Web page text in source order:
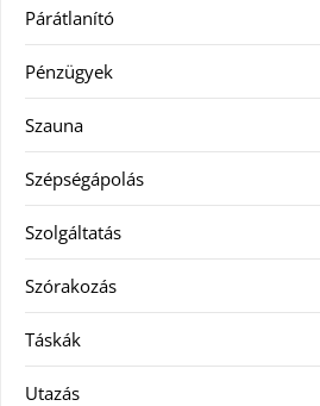
Párátlanító
Pénzügyek
Szauna
Szépségápolás
Szolgáltatás
Szórakozás
Táskák
Utazás